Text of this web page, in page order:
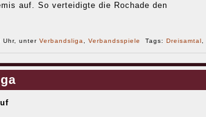
auf. So verteidigte die Rochade den
Uhr, unter Verbandsliga Verbandsspiele Tags: Dreisamtal